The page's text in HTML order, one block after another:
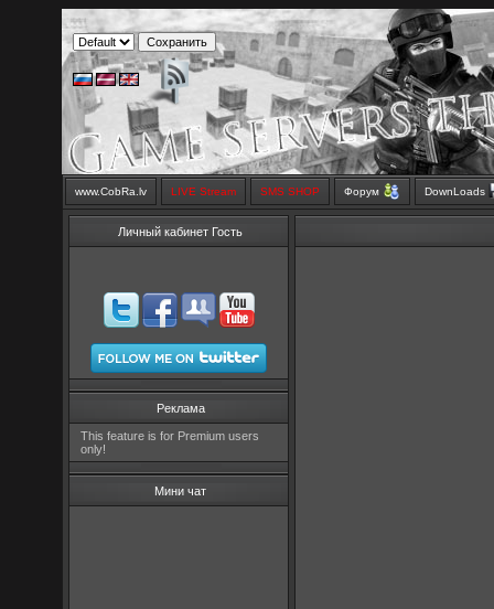
www.CobRa.lv LIVE Stream SMS SHOP Форум DownLoads
Личный кабинет Гость
Реклама
This feature is for Premium users
only!
Мини чат